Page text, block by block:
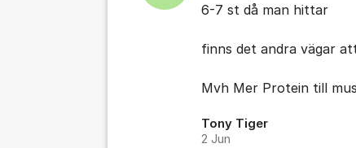
6-7 st då man hittar
finns det andra vägar
Mvh Mer Protein till
Tony Tiger
2 Jun